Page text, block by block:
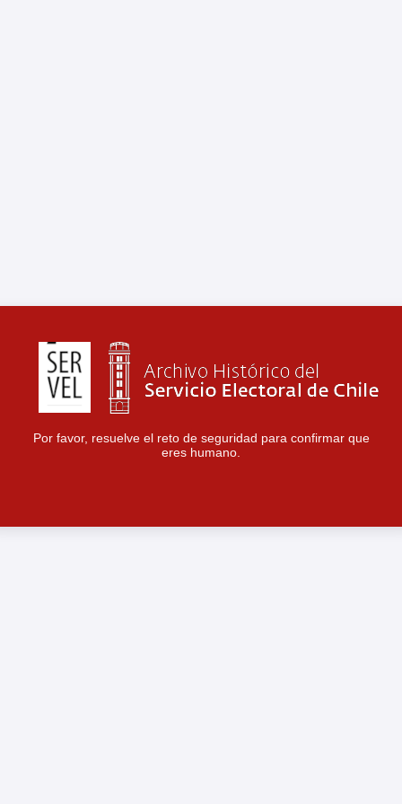
Por favor, resuelve el reto de seguridad para confirmar que
eres humano.